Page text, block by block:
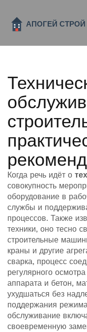
Когда речь идёт о
совокупность
оборудование в
службы и
процессов. Также
техники, оно тесно
строительные
краны и другие
сварка, процесс
регулярного
аппарата и бетон,
ухудшаться без
поддержания
обслуживание
своевременную